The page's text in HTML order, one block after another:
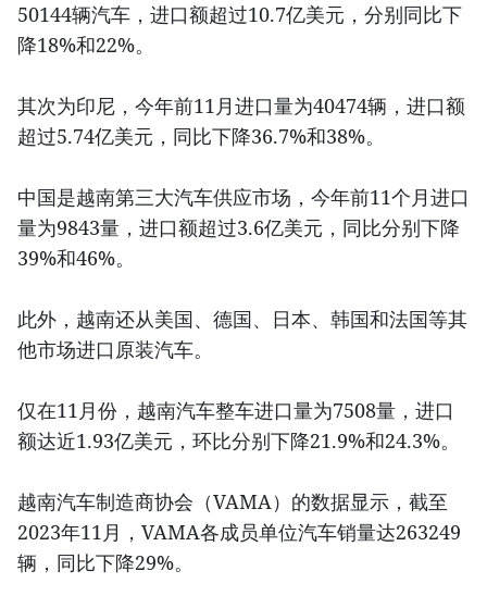
50144辆汽车，进口额超过10.7亿美元，分别同比下
降18%和22%。
其次为印尼，今年前11月进口量为40474辆，进口额
超过5.74亿美元，同比下降36.7%和38%。
中国是越南第三大汽车供应市场，今年前11个月进口
量为9843量，进口额超过3.6亿美元，同比分别下降
39%和46%。
此外，越南还从美国、德国、日本、韩国和法国等其
他市场进口原装汽车。
仅在11月份，越南汽车整车进口量为7508量，进口
额达近1.93亿美元，环比分别下降21.9%和24.3%。
越南汽车制造商协会（VAMA）的数据显示，截至
2023年11月，VAMA各成员单位汽车销量达263249
辆，同比下降29%。